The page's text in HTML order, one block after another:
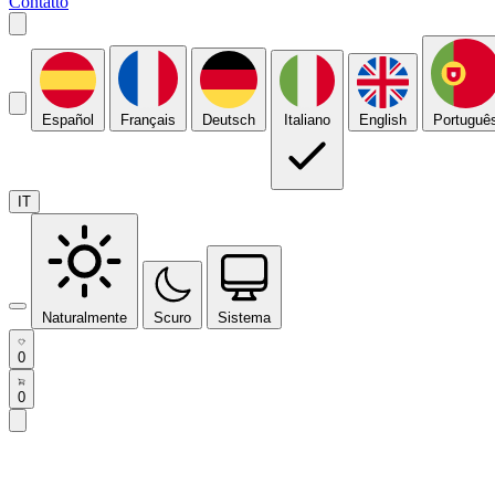
Español Français Deutsch Italiano English
IT
Naturalmente Scuro Sistema
0
0